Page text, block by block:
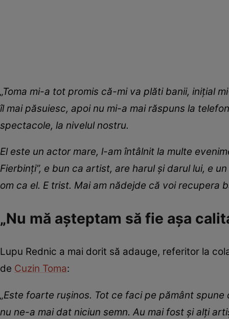
„Toma mi-a tot promis că-mi va plăti banii, inițial
îl mai păsuiesc, apoi nu mi-a mai răspuns la
spectacole, la nivelul nostru.
El este un actor mare, l-am întâlnit la multe
Fierbinți”, e bun ca artist, are harul și darul lui, e
om ca el. E trist. Mai am nădejde că voi recupera
„Nu mă așteptam să fie așa
Lupu Rednic a mai dorit să adauge, referitor la
de Cuzin Toma:
„Este foarte rușinos. Tot ce faci pe pământ
nu ne-a mai dat niciun semn. Au mai fost și alți